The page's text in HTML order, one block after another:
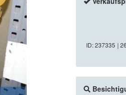
ID: 237335 |